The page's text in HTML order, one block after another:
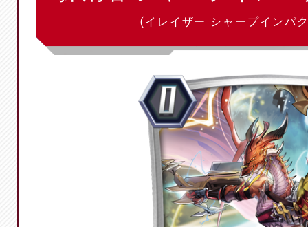
(イレイザー シャープインパ